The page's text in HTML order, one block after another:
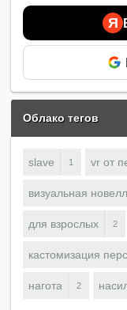
Я
Облако тегов
slave 1 vr от
визуальная
для взрослых 2
кастомизация
нагота 2